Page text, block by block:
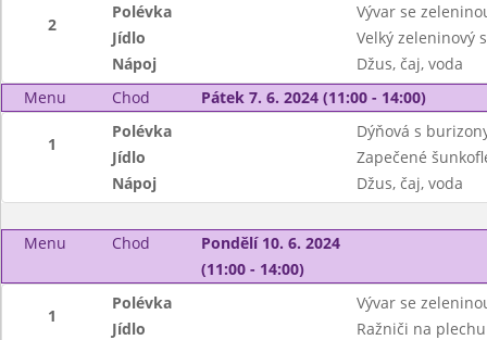
2
Polévka
Vývar se
Jídlo
Velký zeleninový
Nápoj
Džus, čaj, voda
Menu
Chod Pátek 7. 6. 2024 (11:00 - 14:00)
1
Polévka
Dýňová s
Jídlo
Zapečené
Nápoj
Džus, čaj, voda
Menu Chod
Pondělí 10. 6. 2024
(11:00 - 14:00)
1
Polévka
Vývar se
Jídlo
Ražniči na